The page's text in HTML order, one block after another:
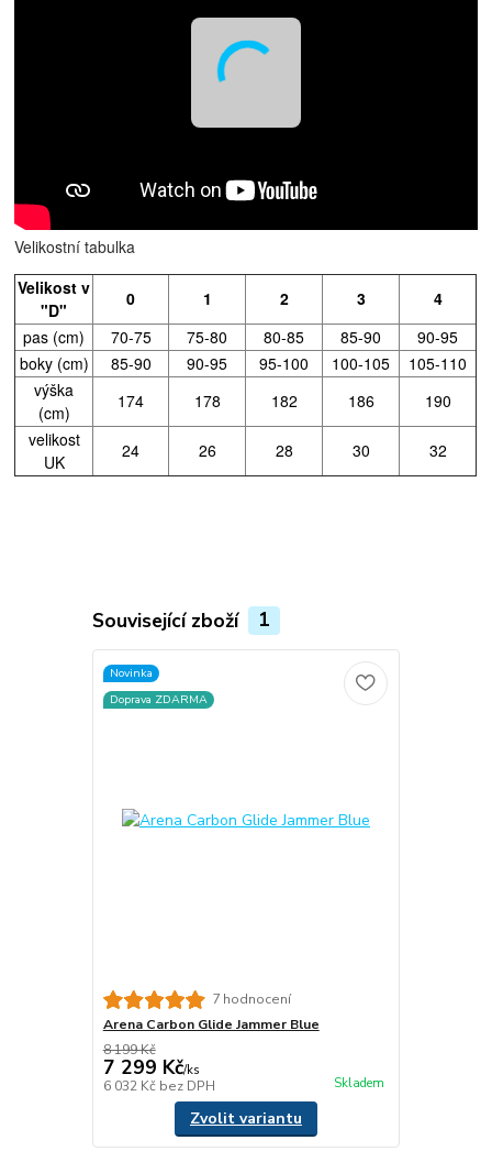
Velikostní tabulka
Velikost v
"D"
0 1 2 3
4
pas (cm)
70-75 75-80 80-85 85-90
90-95
boky (cm)
85-90 90-95 95-100 100-105
105-110
výška
(cm)
174 178 182 186
190
velikost
UK
24 26 28 30 32
Související zboží 1
Novinka
Doprava ZDARMA
7 hodnocení
Arena Carbon Glide Jammer Blue
8 199 Kč
7 299 Kč/ks
6 032 Kč bez DPH Skladem
Zvolit variantu